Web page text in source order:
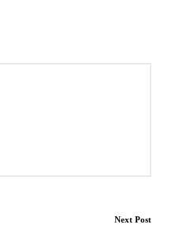
Next Post